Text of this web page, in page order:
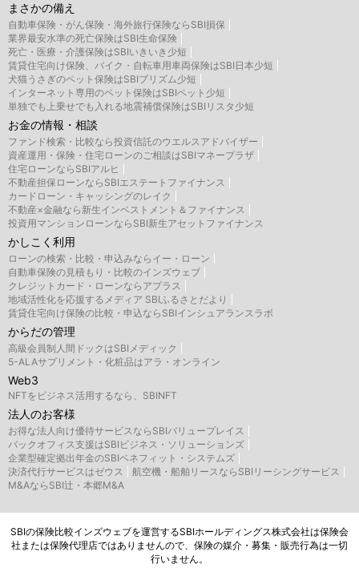
まさかの備え
自動車保険・がん保険・海外旅行保険ならSBI損保
業界最安水準の死亡保険はSBI生命保険
死亡・医療・介護保険はSBIいきいき少短
賃貸住宅向け保険、バイク・自転車用車両保険はSBI日本少短
犬猫うさぎのペット保険はSBIプリズム少短
インターネット専用のペット保険はSBIペット少短
単独でも上乗せでも入れる地震補償保険はSBIリスタ少短
お金の情報・相談
ファンド検索・比較なら投資信託のウエルスアドバイザー
資産運用・保険・住宅ローンのご相談はSBIマネープラザ
住宅ローンならSBIアルヒ
不動産担保ローンならSBIエステートファイナンス
カードローン・キャッシングのレイク
不動産×金融なら新生インベストメント＆ファイナンス
投資用マンションローンならSBI新生アセットファイナンス
かしこく利用
ローンの検索・比較・申込みならイー・ローン
自動車保険の見積もり・比較のインズウェブ
クレジットカード・ローンならアプラス
地域活性化を応援するメディア SBIふるさとだより
賃貸住宅向け保険の比較・申込ならSBIインシュアランスラボ
からだの管理
高級会員制人間ドックはSBIメディック
5-ALAサプリメント・化粧品はアラ・オンライン
Web3
NFTをビジネス活用するなら、SBINFT
法人のお客様
お得な法人向け優待サービスならSBIバリュープレイス
バックオフィス支援はSBIビジネス・ソリューションズ
企業型確定拠出年金のSBIベネフィット・システムズ
決済代行サービスはゼウス
航空機・船舶リースならSBIリーシングサービス
M&AならSBI辻・本郷M&A
SBIの保険比較インズウェブを運営するSBIホールディングス株式会社は保険会
社または保険代理店ではありませんので、保険の媒介・募集・販売行為は一切
行いません。